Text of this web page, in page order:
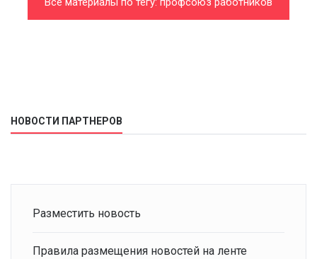
НОВОСТИ ПАРТНЕРОВ
Разместить новость
Правила размещения новостей на ленте